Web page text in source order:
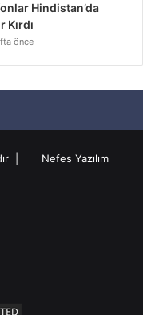
Hindistan’da
Kırdı
önce
| Nefes Yazılım